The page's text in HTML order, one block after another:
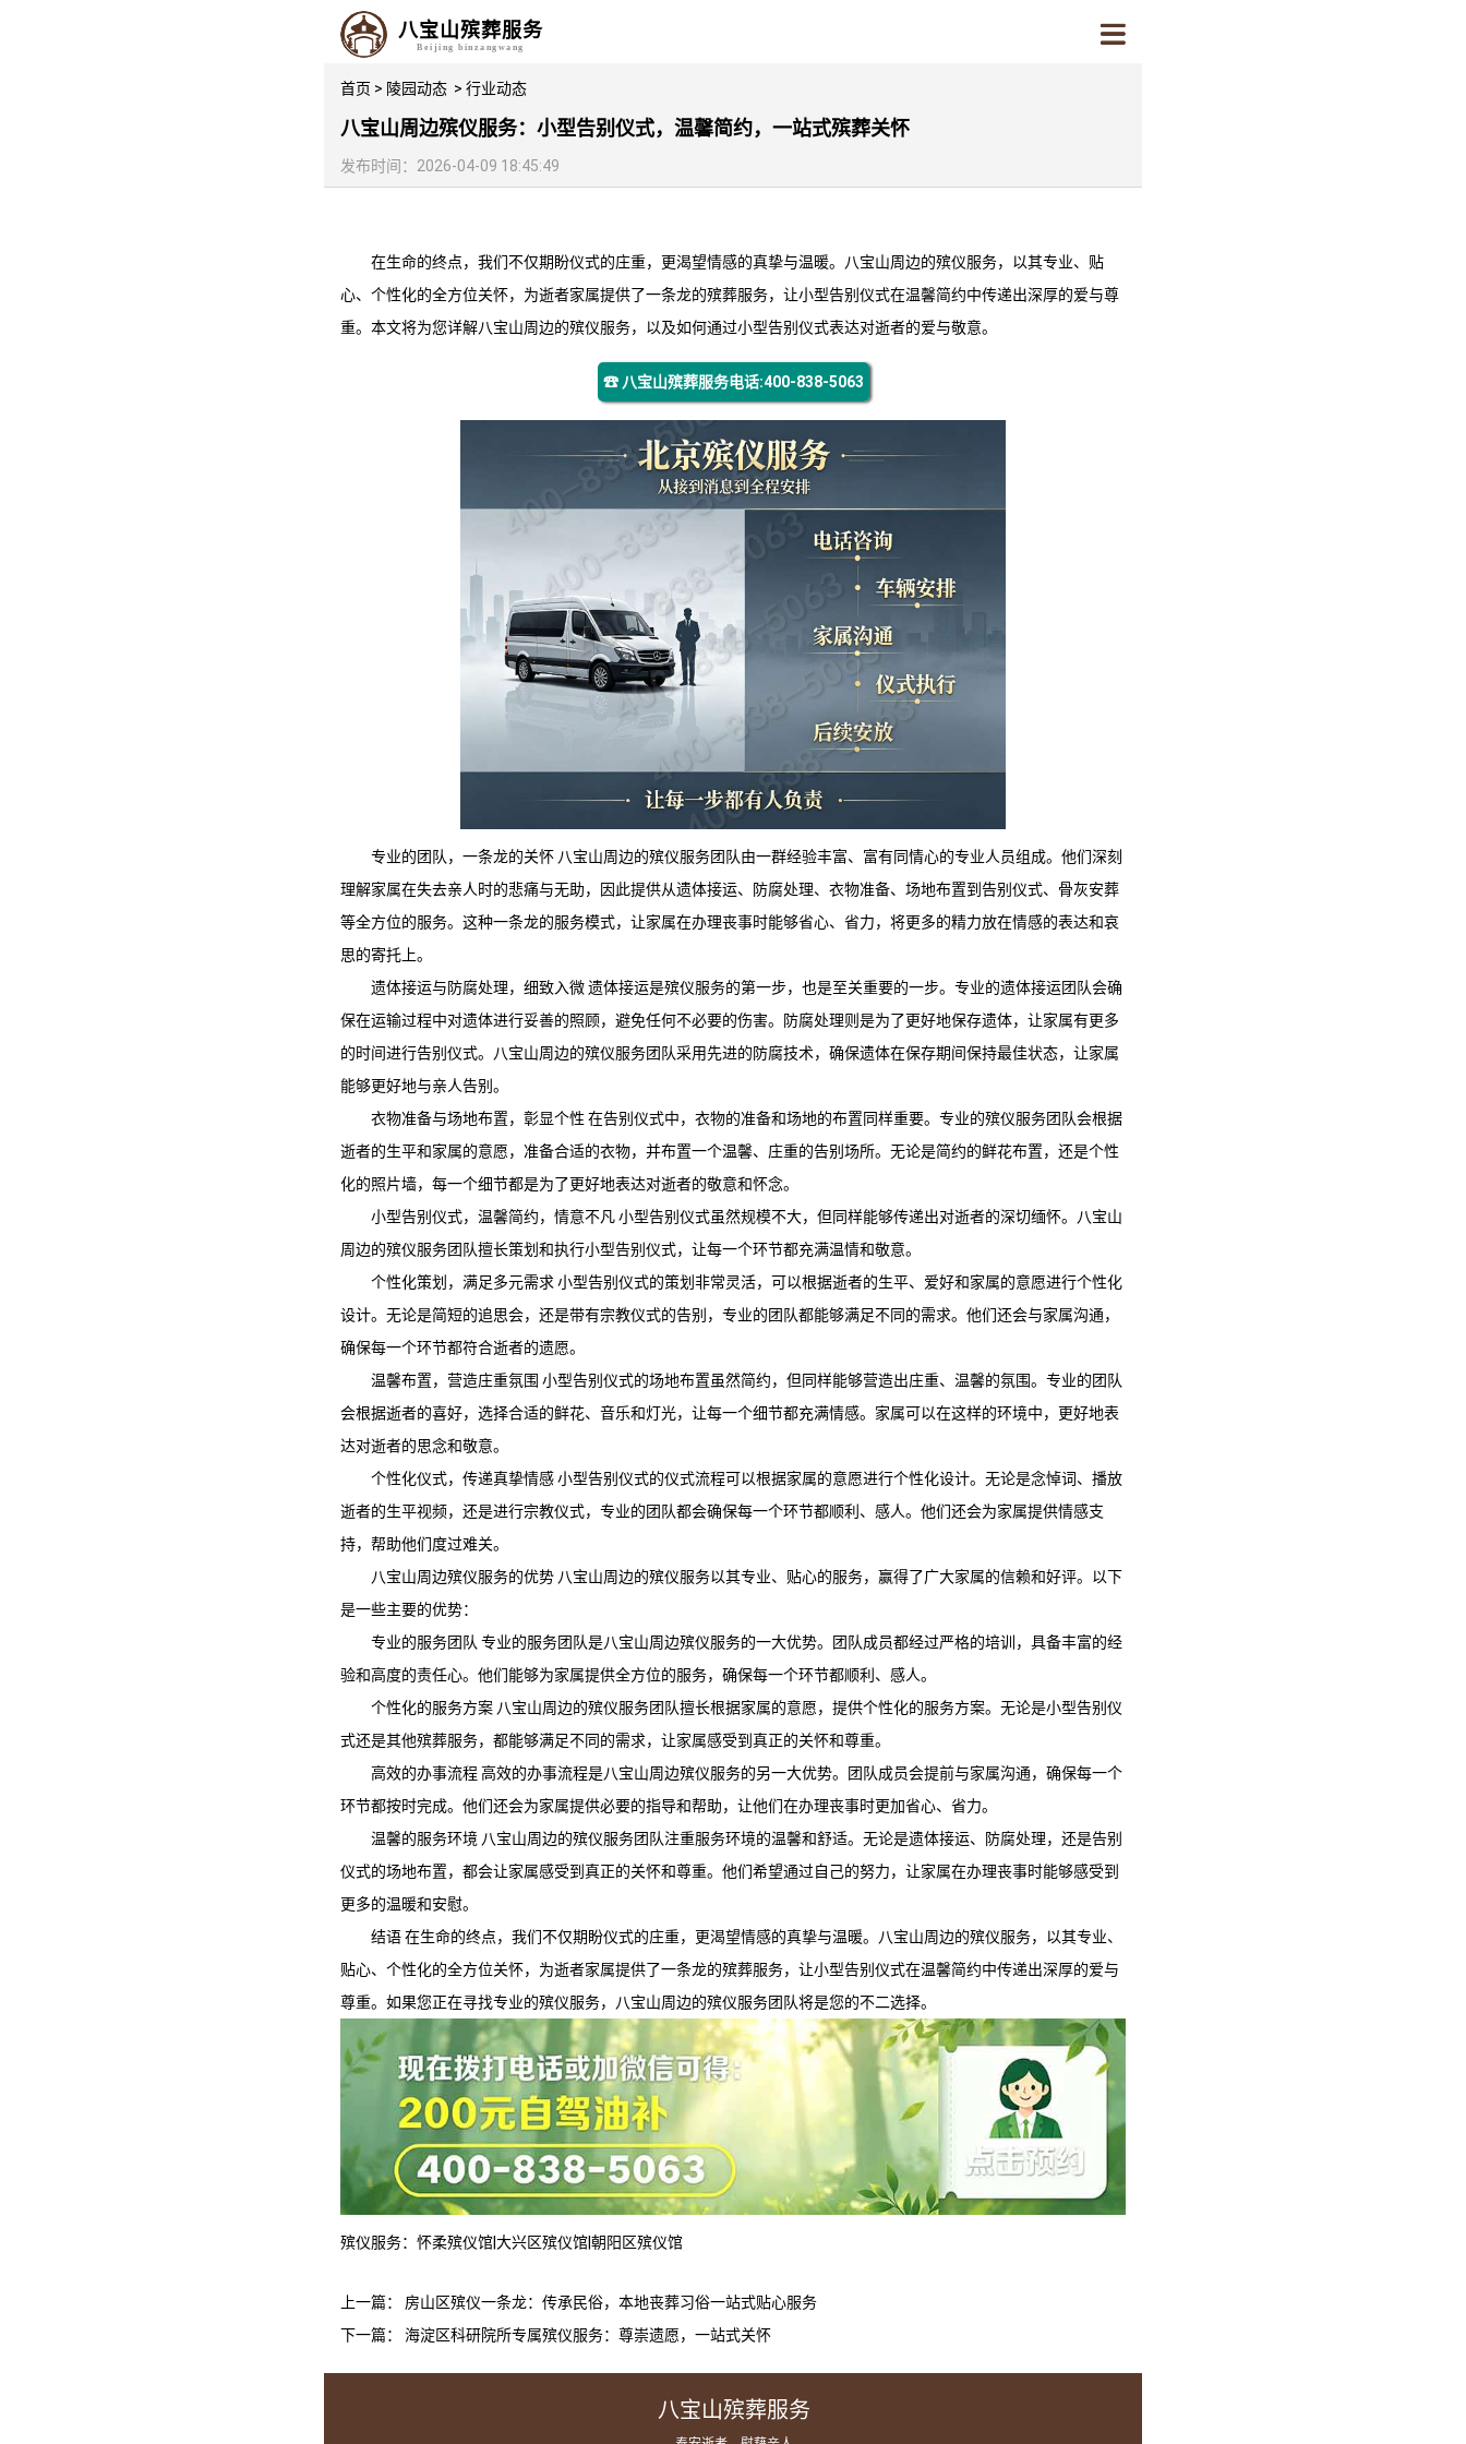
八宝山殡葬服务
Beijing binzangwang
首页 > 陵园动态 > 行业动态
八宝山周边殡仪服务：小型告别仪式，温馨简约，一站式殡葬关怀
发布时间：2026-04-09 18:45:49
在生命的终点，我们不仅期盼仪式的庄重，更渴望情感的真挚与温暖。八宝山周边的殡仪服务，以其专业、贴
心、个性化的全方位关怀，为逝者家属提供了一条龙的殡葬服务，让小型告别仪式在温馨简约中传递出深厚的爱与尊
重。本文将为您详解八宝山周边的殡仪服务，以及如何通过小型告别仪式表达对逝者的爱与敬意。
☎ 八宝山殡葬服务电话:400-838-5063
专业的团队，一条龙的关怀 八宝山周边的殡仪服务团队由一群经验丰富、富有同情心的专业人员组成。他们深刻
理解家属在失去亲人时的悲痛与无助，因此提供从遗体接运、防腐处理、衣物准备、场地布置到告别仪式、骨灰安葬
等全方位的服务。这种一条龙的服务模式，让家属在办理丧事时能够省心、省力，将更多的精力放在情感的表达和哀
思的寄托上。
遗体接运与防腐处理，细致入微 遗体接运是殡仪服务的第一步，也是至关重要的一步。专业的遗体接运团队会确
保在运输过程中对遗体进行妥善的照顾，避免任何不必要的伤害。防腐处理则是为了更好地保存遗体，让家属有更多
的时间进行告别仪式。八宝山周边的殡仪服务团队采用先进的防腐技术，确保遗体在保存期间保持最佳状态，让家属
能够更好地与亲人告别。
衣物准备与场地布置，彰显个性 在告别仪式中，衣物的准备和场地的布置同样重要。专业的殡仪服务团队会根据
逝者的生平和家属的意愿，准备合适的衣物，并布置一个温馨、庄重的告别场所。无论是简约的鲜花布置，还是个性
化的照片墙，每一个细节都是为了更好地表达对逝者的敬意和怀念。
小型告别仪式，温馨简约，情意不凡 小型告别仪式虽然规模不大，但同样能够传递出对逝者的深切缅怀。八宝山
周边的殡仪服务团队擅长策划和执行小型告别仪式，让每一个环节都充满温情和敬意。
个性化策划，满足多元需求 小型告别仪式的策划非常灵活，可以根据逝者的生平、爱好和家属的意愿进行个性化
设计。无论是简短的追思会，还是带有宗教仪式的告别，专业的团队都能够满足不同的需求。他们还会与家属沟通，
确保每一个环节都符合逝者的遗愿。
温馨布置，营造庄重氛围 小型告别仪式的场地布置虽然简约，但同样能够营造出庄重、温馨的氛围。专业的团队
会根据逝者的喜好，选择合适的鲜花、音乐和灯光，让每一个细节都充满情感。家属可以在这样的环境中，更好地表
达对逝者的思念和敬意。
个性化仪式，传递真挚情感 小型告别仪式的仪式流程可以根据家属的意愿进行个性化设计。无论是念悼词、播放
逝者的生平视频，还是进行宗教仪式，专业的团队都会确保每一个环节都顺利、感人。他们还会为家属提供情感支
持，帮助他们度过难关。
八宝山周边殡仪服务的优势 八宝山周边的殡仪服务以其专业、贴心的服务，赢得了广大家属的信赖和好评。以下
是一些主要的优势：
专业的服务团队 专业的服务团队是八宝山周边殡仪服务的一大优势。团队成员都经过严格的培训，具备丰富的经
验和高度的责任心。他们能够为家属提供全方位的服务，确保每一个环节都顺利、感人。
个性化的服务方案 八宝山周边的殡仪服务团队擅长根据家属的意愿，提供个性化的服务方案。无论是小型告别仪
式还是其他殡葬服务，都能够满足不同的需求，让家属感受到真正的关怀和尊重。
高效的办事流程 高效的办事流程是八宝山周边殡仪服务的另一大优势。团队成员会提前与家属沟通，确保每一个
环节都按时完成。他们还会为家属提供必要的指导和帮助，让他们在办理丧事时更加省心、省力。
温馨的服务环境 八宝山周边的殡仪服务团队注重服务环境的温馨和舒适。无论是遗体接运、防腐处理，还是告别
仪式的场地布置，都会让家属感受到真正的关怀和尊重。他们希望通过自己的努力，让家属在办理丧事时能够感受到
更多的温暖和安慰。
结语 在生命的终点，我们不仅期盼仪式的庄重，更渴望情感的真挚与温暖。八宝山周边的殡仪服务，以其专业、
贴心、个性化的全方位关怀，为逝者家属提供了一条龙的殡葬服务，让小型告别仪式在温馨简约中传递出深厚的爱与
尊重。如果您正在寻找专业的殡仪服务，八宝山周边的殡仪服务团队将是您的不二选择。
殡仪服务： 怀柔殡仪馆大兴区殡仪馆朝阳区殡仪馆
上一篇： 房山区殡仪一条龙：传承民俗，本地丧葬习俗一站式贴心服务
下一篇： 海淀区科研院所专属殡仪服务：尊崇遗愿，一站式关怀
八宝山殡葬服务